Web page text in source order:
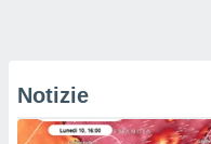
Notizie